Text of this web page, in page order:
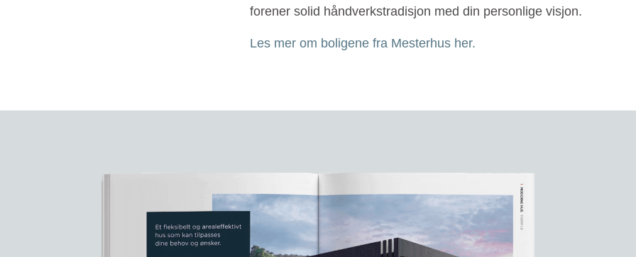
forener solid håndverkstradisjon med din personlige visjon.
Les mer om boligene fra Mesterhus her.